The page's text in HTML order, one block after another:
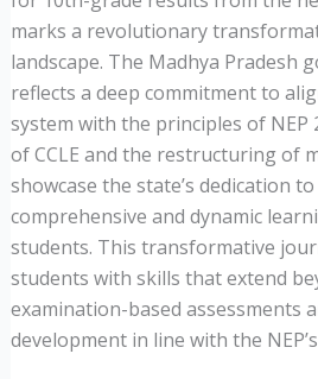
marks a revolutionary
landscape. The Madhya Pradesh
reflects a deep commitment to
system with the principles of NEP
of CCLE and the restructuring of
showcase the state’s dedication
comprehensive and dynamic
students. This transformative
students with skills that extend
examination-based assessments
development in line with the